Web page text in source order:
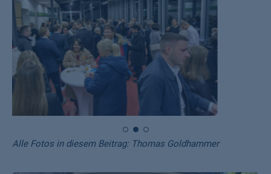
Alle Fotos in diesem Beitrag: Thomas Goldhammer